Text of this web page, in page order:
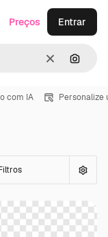
Limpar
Preços Entrar
com IA Personalize